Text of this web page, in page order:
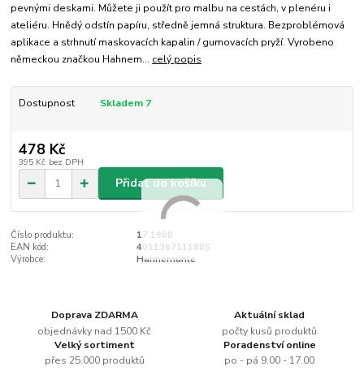
pevnými deskami. Můžete ji použít pro malbu na cestách, v plenéru i
ateliéru. Hnědý odstín papíru, středně jemná struktura. Bezproblémová
aplikace a strhnutí maskovacích kapalin / gumovacích pryží. Vyrobeno
německou značkou Hahnem... celý popis
Dostupnost Skladem 7
478 Kč
395 Kč bez DPH
Přidat do košíku
Číslo produktu:
17.1968
EAN kód:
4011367111885
Výrobce:
Hahnemühle
Doprava ZDARMA
objednávky nad 1500 Kč
Aktuální sklad
počty kusů produktů
Velký sortiment
přes 25.000 produktů
Poradenství online
po - pá 9.00 - 17.00